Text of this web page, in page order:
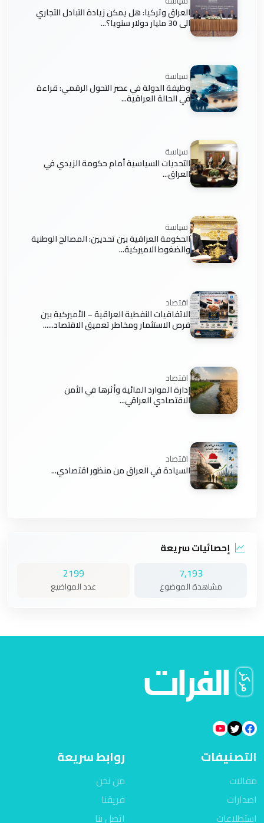
العراق وتركيا: هل يمكن زيادة التبادل التجاري
الى 30 مليار دولار سنويا؟...
سياسة
وظيفة الدولة في عصر التحول الرقمي: قراءة
في الحالة العراقية...
سياسة
التحديات السياسية أمام حكومة الزيدي في
العراق...
سياسة
الحكومة العراقية بين تحديين: المصالح الوطنية
والضغوط الاميركية...
اقتصاد
الاتفاقيات النفطية العراقية – الأميركية بين
فرص الاستثمار ومخاطر تعميق الاقتصاد......
اقتصاد
إدارة الموارد المائية وأثرها في الأمن
الاقتصادي العراقي...
اقتصاد
السيادة في العراق من منظور اقتصادي...
إحصائيات سريعة
7,193
مشاهدة الموضوع
2199
عدد المواضيع
التصنيفات
مقالات
اصدارات
استطلاعات
روابط سريعة
من نحن
فريقنا
اتصل بنا